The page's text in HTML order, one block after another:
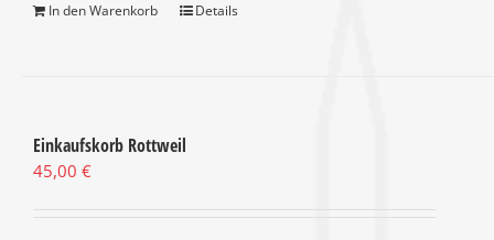
In den Warenkorb Details
Einkaufskorb Rottweil
45,00 €